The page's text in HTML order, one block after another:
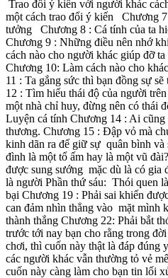
Trao đổi ý kiến với người khác
một cách trao đổi ý kiến Chương
tưởng Chương 8 : Cá tính của ta
Chương 9 : Những điều nên nhớ
cách nào cho người khác giúp đỡ
Chương 10: Làm cách nào cho
11 : Ta gắng sức thì bạn đồng sự
12 : Tìm hiểu thái độ của người
một nhà chỉ huy, đừng nên có thái
Luyện cá tính Chương 14 : Ai
thương. Chương 15 : Đập vỏ mà
kinh dãn ra để giữ sự quân bình và
đình là một tổ ấm hay là một vũ
được sung sướng mặc dù là có gia
là người Phần thứ sáu: Thói quen
bại Chương 19 : Phải sai khiến
can đảm nhìn thẳng vào mặt mình
thành thắng Chương 22: Phải bắt
trước tới nay bạn cho rằng trong
chơi, thì cuốn này thật là đáp đúng
các người khác vẫn thường tỏ vẻ
cuốn này càng làm cho bạn tin lối